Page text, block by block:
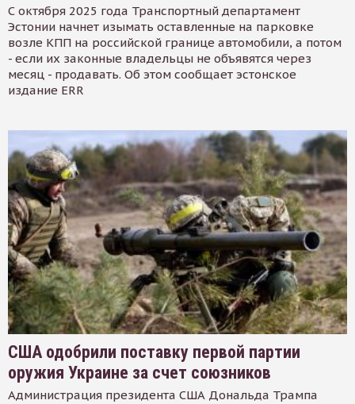
С октября 2025 года Транспортный департамент
Эстонии начнет изымать оставленные на парковке
возле КПП на российской границе автомобили, а потом
- если их законные владельцы не объявятся через
месяц - продавать. Об этом сообщает эстонское
издание ERR
США одобрили поставку первой партии
оружия Украине за счет союзников
Администрация президента США Дональда Трампа